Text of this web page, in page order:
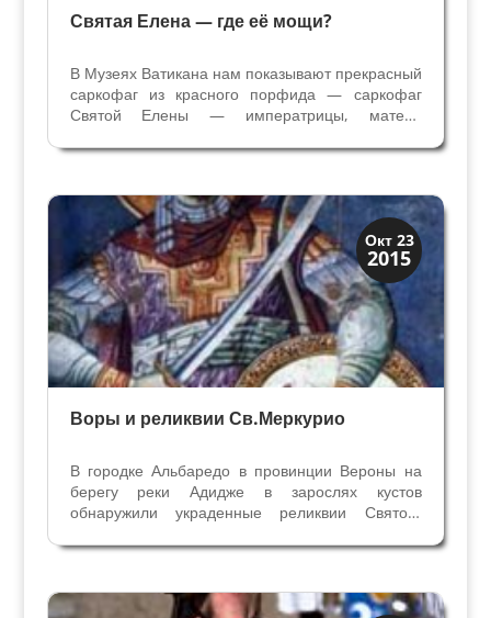
Святая Елена — где её мощи?
В Музеях Ватикана нам показывают прекрасный
саркофаг из красного порфида — саркофаг
Святой Елены — императрицы, матери
легенде Якопо Ди Вораджине XIII века Елене
Креста и других...
Окт 23
2015
Святые и реликвии
Традиции
Воры и реликвии Св.Меркурио
В городке Альбаредо в провинции Вероны на
берегу реки Адидже в зарослях кустов
обнаружили украденные реликвии Святого
охране Вероны рано утром обходил по
площадку, где велись работы по...